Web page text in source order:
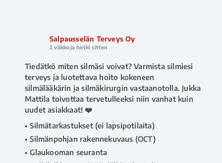
Salpausselän Terveys Oy
2 viikkoja hetki sitten
Tiedätkö miten silmäsi voivat? Varmista silmiesi
terveys ja luotettava hoito kokeneen
silmälääkärin ja silmäkirurgin vastaanotolla. Jukka
Mattila toivottaa tervetulleeksi niin vanhat kuin
uudet asiakkaat! ❤️
• Silmätarkastukset (ei lapsipotilaita)
• Silmänpohjan rakennekuvaus (OCT)
• Glaukooman seuranta